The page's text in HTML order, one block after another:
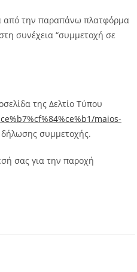
από την παραπάνω πλατφόρμα
συνέχεια “συμμετοχή σε
της Δελτίο Τύπου
maios-
δήλωσης συμμετοχής.
σας για την παροχή